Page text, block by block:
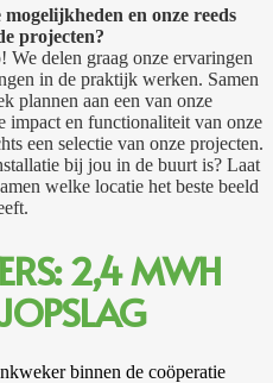
en onze reeds
projecten?
We delen graag onze ervaringen
in de praktijk werken. Samen
plannen aan een van onze
impact en functionaliteit van onze
een selectie van onze projecten.
bij jou in de buurt is? Laat
welke locatie het beste beeld
2,4 MWH
binnen de coöperatie